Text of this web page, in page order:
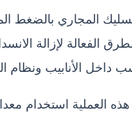
المجاري بالضغط
الفعالة لإزالة
داخل الأنابيب
العملية استخدام